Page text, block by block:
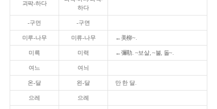
괴팍-하다
하다
-구먼 -구면
미루-나무 미류-나무 ←美柳~.
미륵 미력 ←彌勒. ~보살, ~불, 돌~.
여느 여늬
온-달 왼-달 만 한 달.
으레 으례